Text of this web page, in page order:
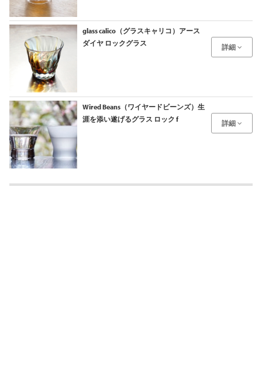
glass calico（グラスキャリコ）アース
ダイヤ ロックグラス
詳細
Wired Beans（ワイヤードビーンズ）生
涯を添い遂げるグラス ロック f
詳細